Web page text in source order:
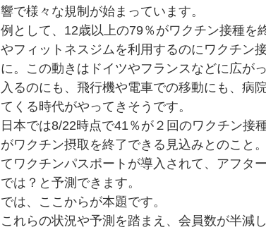
響で様々な規制が始まっています。
例として、12歳以上の79％がワクチン接種
やフィットネスジムを利用するのにワクチン
に。この動きはドイツやフランスなどに広が
入るのにも、飛行機や電車での移動にも、病
てくる時代がやってきそうです。
日本では8/22時点で41％が２回のワクチン接
がワクチン摂取を終了できる見込みとのこと
てワクチンパスポートが導入されて、アフタ
では？と予測できます。
では、ここからが本題です。
これらの状況や予測を踏まえ、会員数が半減